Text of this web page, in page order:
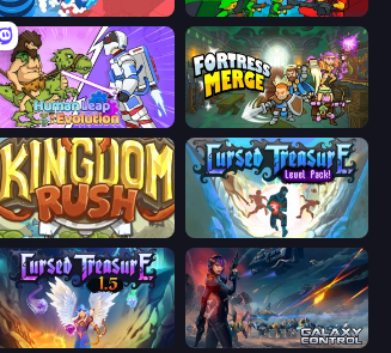
City Takeover Epic Army Clash
Human Leap: Evolution Fortress Merge
Kingdom Rush Cursed Treasure Level Pack
Cursed Treasure 1.5 Galaxy Control: 3D Strategy